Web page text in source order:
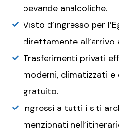
bevande analcoliche.
Visto d’ingresso per
direttamente all’arrivo
Trasferimenti privati
moderni, climatizzati
gratuito.
Ingressi a tutti i siti
menzionati